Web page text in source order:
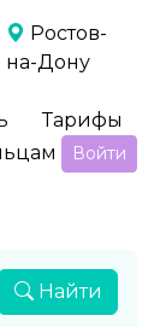
Ростов-
на-Дону
Тарифы
Войти
Найти